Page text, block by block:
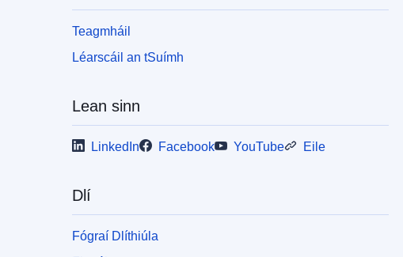
Teagmháil
Léarscáil an tSuímh
Lean sinn
LinkedIn Facebook YouTube Eile
Dlí
Fógraí Dlíthiúla